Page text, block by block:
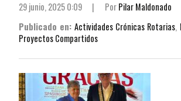
29 junio, 2025 0:09 | PorPilar Maldonado
Publicado en: Actividades Crónicas Rotarias,
Proyectos Compartidos